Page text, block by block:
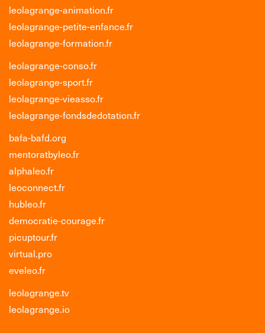
leolagrange-animation.fr
leolagrange-petite-enfance.fr
leolagrange-formation.fr
leolagrange-conso.fr
leolagrange-sport.fr
leolagrange-vieasso.fr
leolagrange-fondsdedotation.fr
bafa-bafd.org
mentoratbyleo.fr
alphaleo.fr
leoconnect.fr
hubleo.fr
democratie-courage.fr
picuptour.fr
virtual.pro
eveleo.fr
leolagrange.tv
leolagrange.io